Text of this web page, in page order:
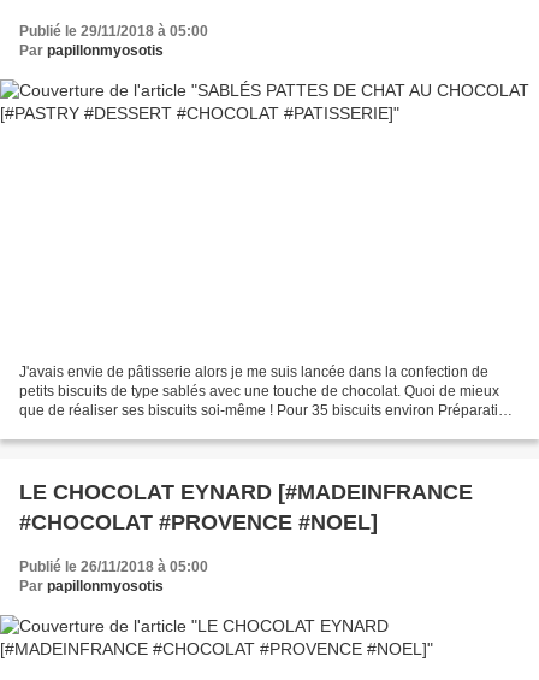
Publié le 29/11/2018 à 05:00
Par papillonmyosotis
J'avais envie de pâtisserie alors je me suis lancée dans la confection de
petits biscuits de type sablés avec une touche de chocolat. Quoi de mieux
que de réaliser ses biscuits soi-même ! Pour 35 biscuits environ Préparation
LE CHOCOLAT EYNARD [#MADEINFRANCE
#CHOCOLAT #PROVENCE #NOEL]
Publié le 26/11/2018 à 05:00
Par papillonmyosotis